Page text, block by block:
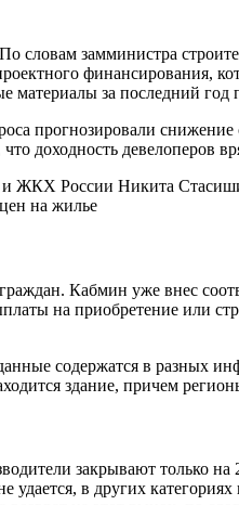
словам замминистра
финансирования,
материалы за последний
прогнозировали
доходность девелоперов
и ЖКХ России Никита
на жилье
Кабмин уже внес
на приобретение или
содержатся в
здание, причем
закрывают только
в других